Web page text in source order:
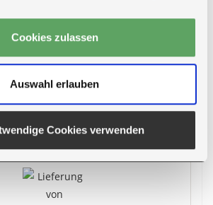
Cookies zulassen
Auswahl erlauben
Cookies verwenden
Vorkasse erhalten Sie
.
ansehen